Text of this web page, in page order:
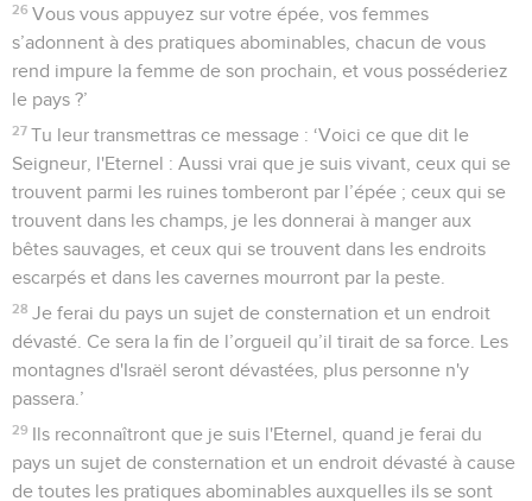
26 Vous vous appuyez sur votre épée, vos femmes
s’adonnent à des pratiques abominables, chacun de vous
rend impure la femme de son prochain, et vous posséderiez
le pays ?’
27 Tu leur transmettras ce message : ‘Voici ce que dit le
Seigneur, l'Eternel : Aussi vrai que je suis vivant, ceux qui se
trouvent parmi les ruines tomberont par l’épée ; ceux qui se
trouvent dans les champs, je les donnerai à manger aux
bêtes sauvages, et ceux qui se trouvent dans les endroits
escarpés et dans les cavernes mourront par la peste.
28 Je ferai du pays un sujet de consternation et un endroit
dévasté. Ce sera la fin de l’orgueil qu’il tirait de sa force. Les
montagnes d'Israël seront dévastées, plus personne n'y
passera.’
29 Ils reconnaîtront que je suis l'Eternel, quand je ferai du
pays un sujet de consternation et un endroit dévasté à cause
de toutes les pratiques abominables auxquelles ils se sont